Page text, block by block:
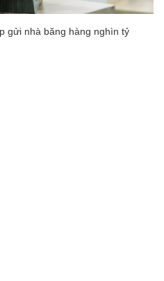
gửi nhà băng hàng nghìn tỷ